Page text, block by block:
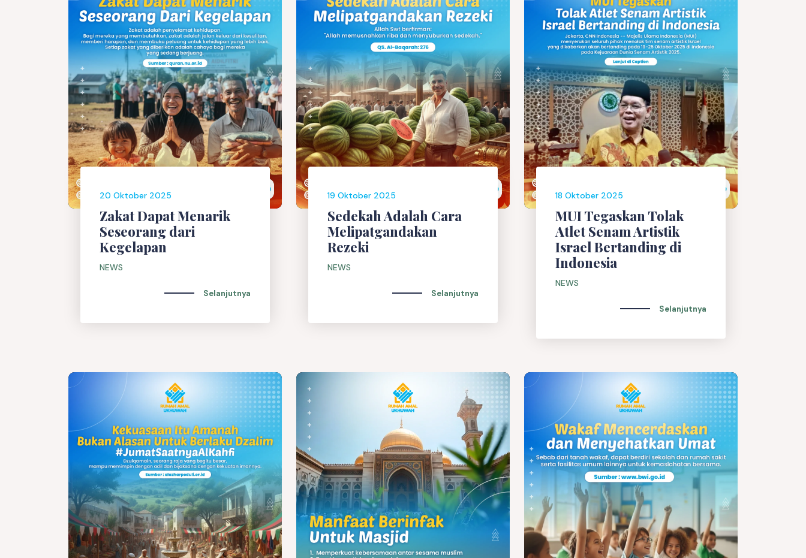
20 Oktober 2025
Zakat Dapat Menarik
Seseorang dari
Kegelapan
NEWS
Selanjutnya
19 Oktober 2025
Sedekah Adalah Cara
Melipatgandakan
Rezeki
NEWS
Selanjutnya
18 Oktober 2025
MUI Tegaskan Tolak
Atlet Senam Artistik
Israel Bertanding di
Indonesia
NEWS
Selanjutnya